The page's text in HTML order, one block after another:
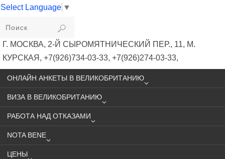
Select Language ▼
VIKIVISA
Г. МОСКВА, 2-Й СЫРОМЯТНИЧЕСКИЙ ПЕР., 11, М.
КУРСКАЯ, +7(926)734-03-33, +7(926)274-03-33,
VISA@VIKIVISA.RU
ОНЛАЙН АНКЕТЫ В ВЕЛИКОБРИТАНИЮ
ВИЗА В ВЕЛИКОБРИТАНИЮ
РАБОТА НАД ОТКАЗАМИ
NOTA BENE
ЦЕНЫ